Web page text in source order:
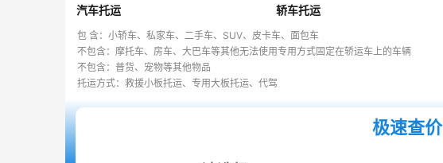
汽车托运 轿车托运
包 含：小轿车、私家车、二手车、SUV、皮卡车、面包车
不包含：摩托车、房车、大巴车等其他无法使用专用方式固定在轿运车上的车辆
不包含：普货、宠物等其他物品
托运方式：救援小板托运、专用大板托运、代驾
极速查价